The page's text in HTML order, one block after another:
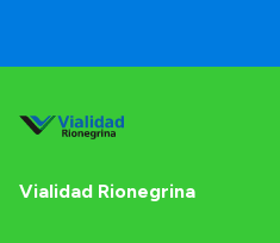
Vialidad Rionegrina